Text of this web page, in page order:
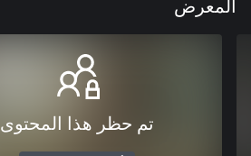
المعرض
تم حظر هذا المحتوى